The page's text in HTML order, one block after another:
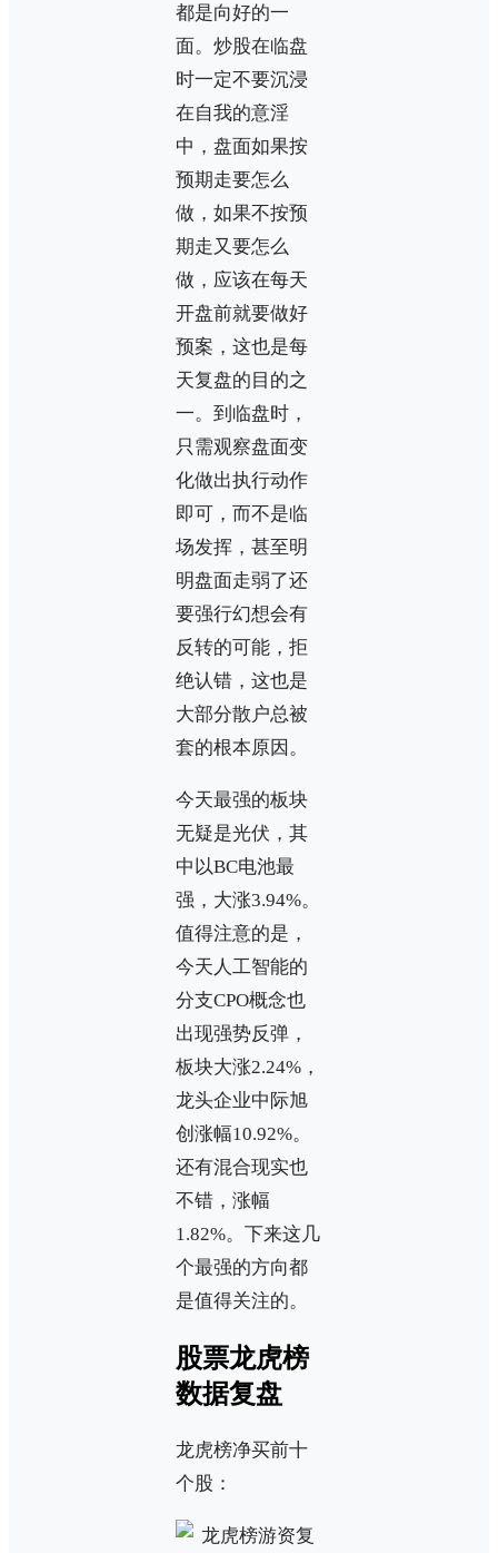
都是向好的一
面。炒股在临盘
时一定不要沉浸
在自我的意淫
中，盘面如果按
预期走要怎么
做，如果不按预
期走又要怎么
做，应该在每天
开盘前就要做好
预案，这也是每
天复盘的目的之
一。到临盘时，
只需观察盘面变
化做出执行动作
即可，而不是临
场发挥，甚至明
明盘面走弱了还
要强行幻想会有
反转的可能，拒
绝认错，这也是
大部分散户总被
套的根本原因。
今天最强的板块
无疑是光伏，其
中以BC电池最
强，大涨3.94%。
值得注意的是，
今天人工智能的
分支CPO概念也
出现强势反弹，
板块大涨2.24%，
龙头企业中际旭
创涨幅10.92%。
还有混合现实也
不错，涨幅
1.82%。下来这几
个最强的方向都
是值得关注的。
股票龙虎榜
数据复盘
龙虎榜净买前十
个股：